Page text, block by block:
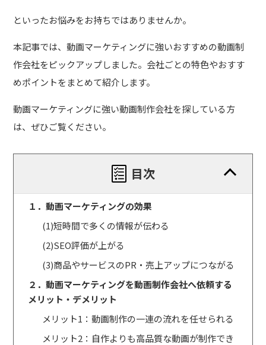
といったお悩みをお持ちではありませんか。
本記事では、動画マーケティングに強いおすすめの動画制
作会社をピックアップしました。会社ごとの特色やおすす
めポイントをまとめて紹介します。
動画マーケティングに強い動画制作会社を探している方
は、ぜひご覧ください。
目次
１．動画マーケティングの効果
(1)短時間で多くの情報が伝わる
(2)SEO評価が上がる
(3)商品やサービスのPR・売上アップにつながる
２．動画マーケティングを動画制作会社へ依頼する
メリット・デメリット
メリット1：動画制作の一連の流れを任せられる
メリット2：自作よりも高品質な動画が制作でき